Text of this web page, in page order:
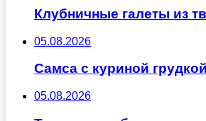
Клубничные галеты из
05.08.2026
Самса с куриной грудкой
05.08.2026